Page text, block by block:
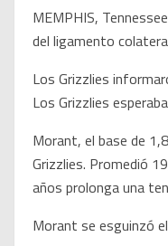
MEMPHIS,
del ligamento
Los Grizzlies
Los Grizzlies
Morant, el base de
Grizzlies. Promedió
años prolonga una
Morant se esguinzó